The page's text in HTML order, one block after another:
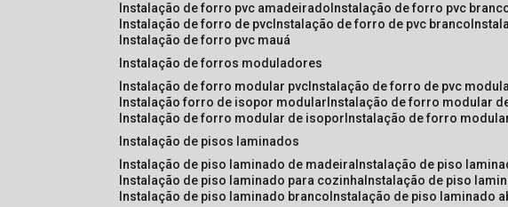
instalação de forro pvc amadeirado instalação de forro pvc
instalação de forro de pvc instalação de forro de pvc branco
instalação de forro pvc mauá
instalação de forros moduladores
instalação de forro modular pvc instalação de forro de pvc
instalação forro de isopor modular instalação de forro modular
instalação de forro modular de isopor instalação de forro
instalação de pisos laminados
instalação de piso laminado de madeira instalação de piso
instalação de piso laminado para cozinha instalação de piso
instalação de piso laminado branco instalação de piso laminado